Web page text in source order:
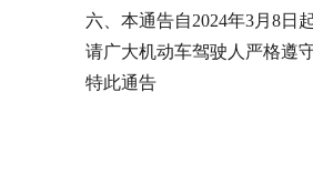
六、本通告自2024年3月8日起
请广大机动车驾驶人严格遵守
特此通告